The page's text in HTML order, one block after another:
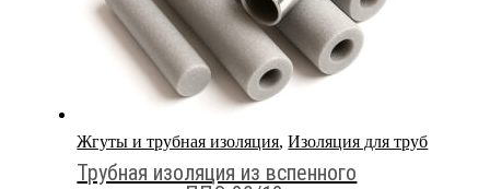
Жгуты и трубная изоляция,Изоляция для труб
Трубная изоляция из вспенного